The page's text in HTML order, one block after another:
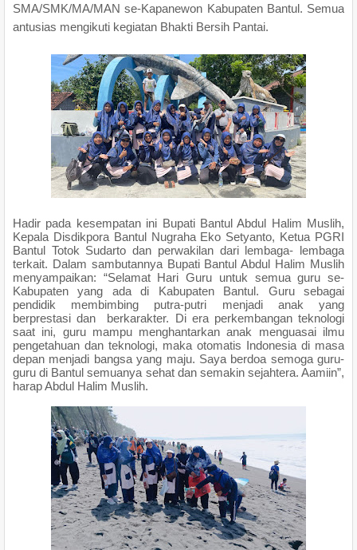
SMA/SMK/MA/MAN se-Kapanewon Kabupaten Bantul. Semua
antusias mengikuti kegiatan Bhakti Bersih Pantai.
Hadir pada kesempatan ini Bupati Bantul Abdul Halim Muslih,
Kepala Disdikpora Bantul Nugraha Eko Setyanto, Ketua PGRI
Bantul Totok Sudarto dan perwakilan dari lembaga- lembaga
terkait. Dalam sambutannya Bupati Bantul Abdul Halim Muslih
menyampaikan: “Selamat Hari Guru untuk semua guru se-
Kabupaten yang ada di Kabupaten Bantul. Guru sebagai
pendidik membimbing putra-putri menjadi anak yang
berprestasi dan berkarakter. Di era perkembangan teknologi
saat ini, guru mampu menghantarkan anak menguasai ilmu
pengetahuan dan teknologi, maka otomatis Indonesia di masa
depan menjadi bangsa yang maju. Saya berdoa semoga guru-
guru di Bantul semuanya sehat dan semakin sejahtera. Aamiin”,
harap Abdul Halim Muslih.